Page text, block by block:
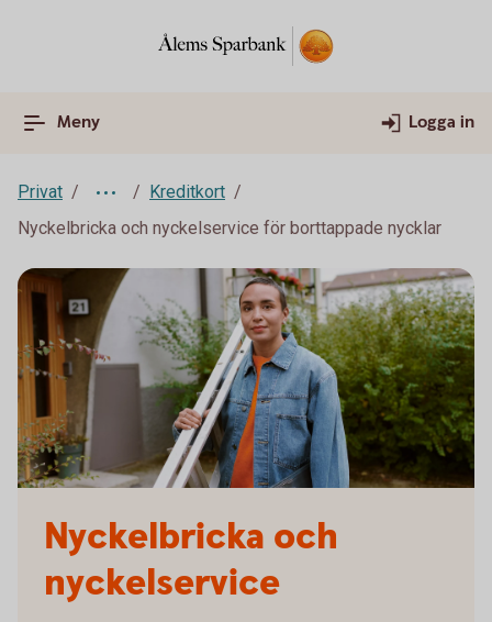
Meny Logga in
Privat
Kreditkort
Nyckelbricka och nyckelservice för borttappade nycklar
Nyckelbricka och
nyckelservice